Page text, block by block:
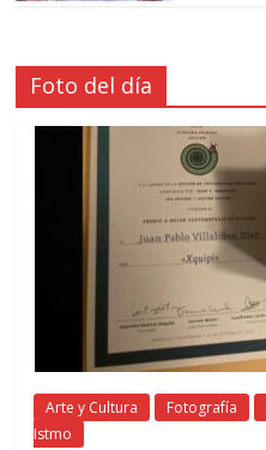
Foto del día
Arte y Cultura Fotografía
Istmo